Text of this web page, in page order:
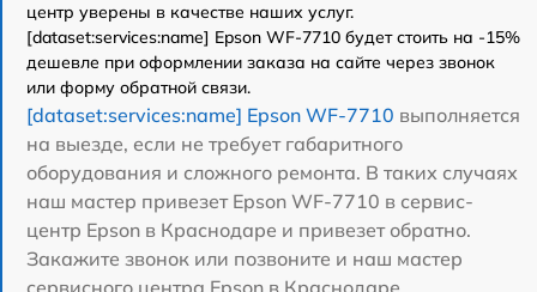
центр уверены в качестве наших услуг.
[dataset:services:name] Epson WF-7710 будет стоить на -15%
дешевле при оформлении заказа на сайте через звонок
или форму обратной связи.
[dataset:services:name] Epson WF-7710 выполняется
на выезде, если не требует габаритного
оборудования и сложного ремонта. В таких случаях
наш мастер привезет Epson WF-7710 в сервис-
центр Epson в Краснодаре и привезет обратно.
Закажите звонок или позвоните и наш мастер